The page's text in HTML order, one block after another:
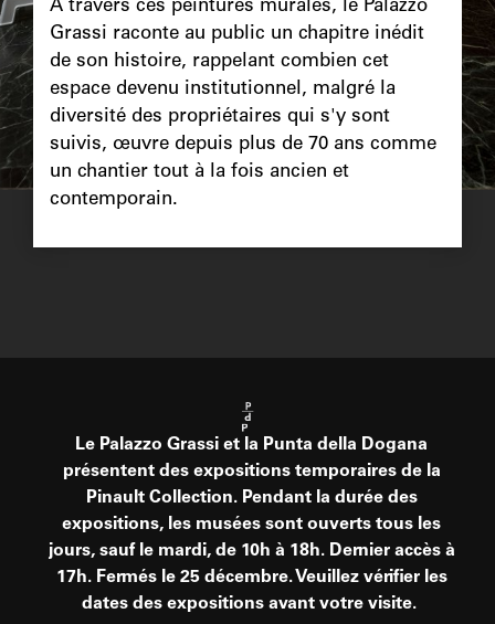
À travers ces peintures murales, le Palazzo
Grassi raconte au public un chapitre inédit
de son histoire, rappelant combien cet
espace devenu institutionnel, malgré la
diversité des propriétaires qui s'y sont
suivis, œuvre depuis plus de 70 ans comme
un chantier tout à la fois ancien et
contemporain.
Le Palazzo Grassi et la Punta della Dogana
présentent des expositions temporaires de la
Pinault Collection. Pendant la durée des
expositions, les musées sont ouverts tous les
jours, sauf le mardi, de 10h à 18h. Dernier accès à
17h. Fermés le 25 décembre. Veuillez vérifier les
dates des expositions avant votre visite.